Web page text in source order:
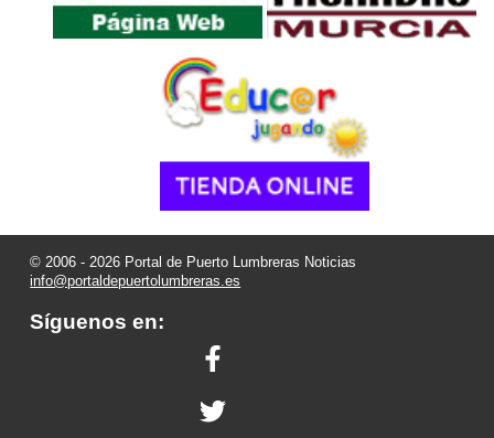
© 2006 - 2026 Portal de Puerto Lumbreras Noticias
info@portaldepuertolumbreras.es
Síguenos en: